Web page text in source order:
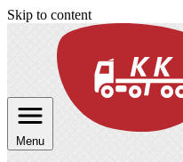
Skip to content
Menu